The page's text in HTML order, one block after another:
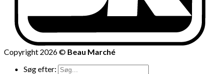
Copyright 2026 © Beau Marché
Søg efter: